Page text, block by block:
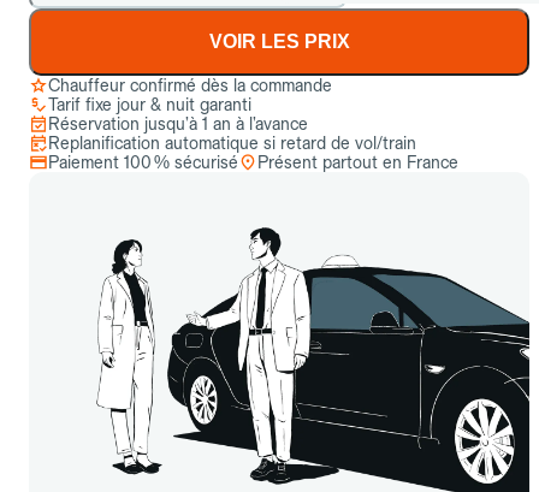
VOIR LES PRIX
Chauffeur confirmé dès la commande
Tarif fixe jour & nuit garanti
Réservation jusqu’à 1 an à l’avance
Replanification automatique si retard de vol/train
Paiement 100 % sécurisé
Présent partout en France